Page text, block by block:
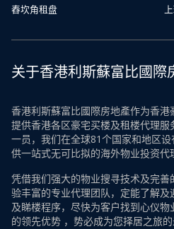
舂坎角租盘
关于香港利斯蘇富比國際
香港利斯蘇富比國際房地產作为香港
提供香港各区豪宅买楼及租楼代理
一员，我们在全球81个国家和地区
供一站式无可比拟的海外物业投资代
凭借我们强大的物业搜寻技术及完
验丰富的专业代理团队，定能了解
及睇楼程序，尽快为客户找到心仪
的领先优势 ，势必成为您择居之旅的